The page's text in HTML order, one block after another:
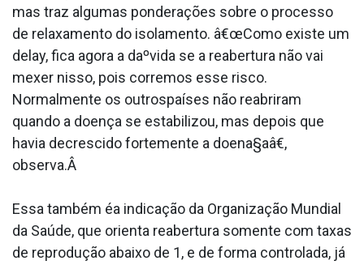
mas traz algumas ponderações sobre o processo
de relaxamento do isolamento. â€œComo existe um
delay, fica agora a daºvida se a reabertura não vai
mexer nisso, pois corremos esse risco.
Normalmente os outrospaíses não reabriram
quando a doença se estabilizou, mas depois que
havia decrescido fortemente a doena§aâ€,
observa.Â
Essa também éa indicação da Organização Mundial
da Saúde, que orienta reabertura somente com taxas
de reprodução abaixo de 1, e de forma controlada, já